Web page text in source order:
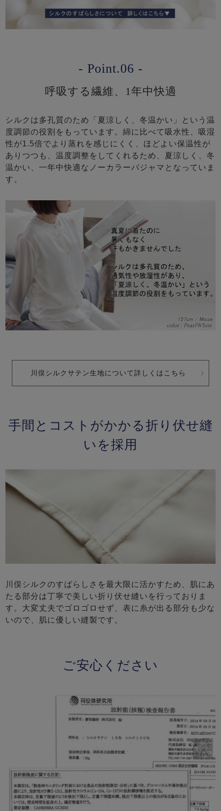
- Point.06 -
呼吸する繊維、1年中快適
シルクは多孔質のため「夏涼しく、冬温かい」という温
度調節の役割をもっています。綿に比べて吸水性、吸湿
性が1.5倍でより蒸れを感じにくく、ほどよい保温性が
ありつつも、温度調整をしてくれるため、夏涼しく、冬
温かい、一年中快適なノーカラーパジャマとなっていま
す。
川俣シルクサテン生地について詳しくはこちら
手間とコストがかかる折り伏せ縫
いを採用
川俣シルクのすばらしさを最大限に活かすため、肌にあ
たる部分は丁寧で美しい折り伏せ縫いを行っておりま
す。大変丈夫でゴロゴロせず、表に糸が出る部分も少な
いので、肌に優しい縫製です。
ご安心ください